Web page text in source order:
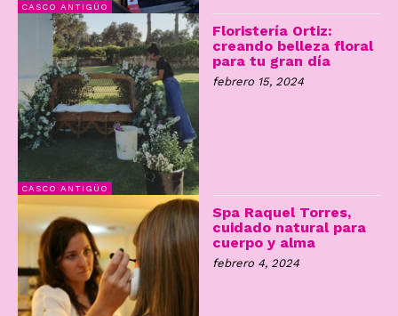
CASCO ANTIGÜO
CASCO ANTIGÜO
Floristería Ortiz:
creando belleza floral
para tu gran día
febrero 15, 2024
Spa Raquel Torres,
cuidado natural para
cuerpo y alma
febrero 4, 2024